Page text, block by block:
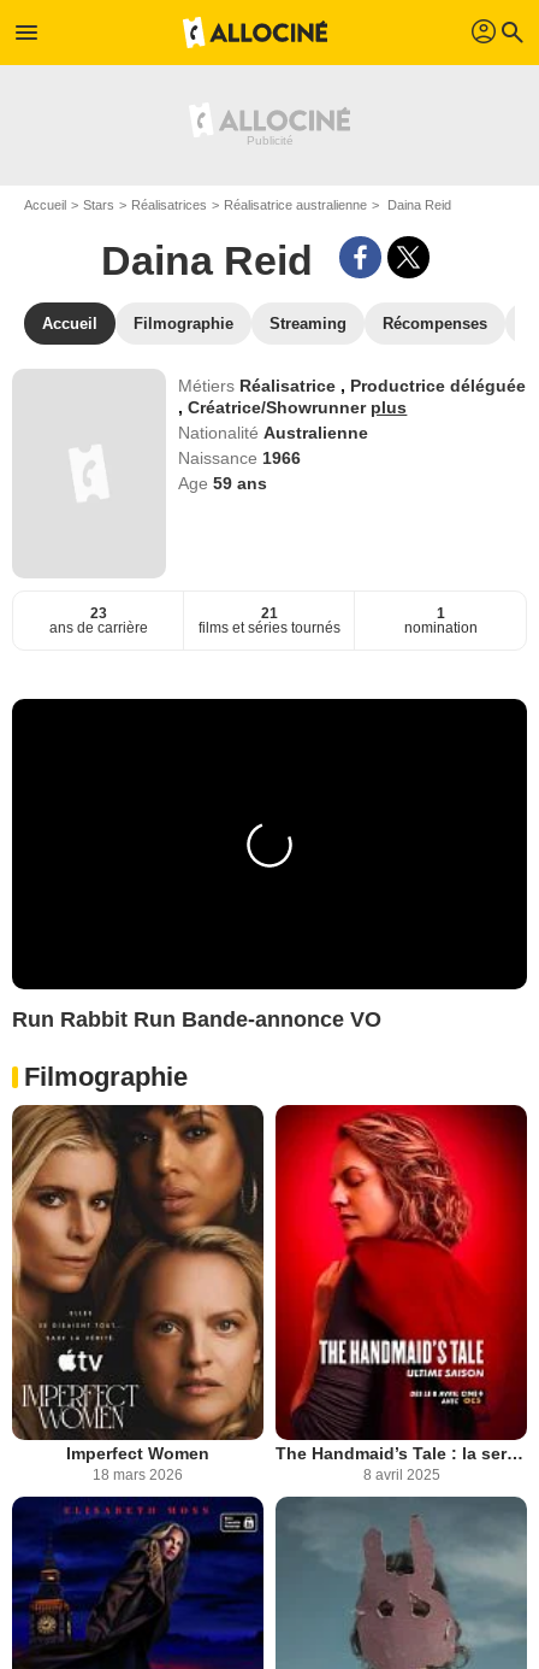
menu profil search
Accueil Stars Réalisatrices Réalisatrice australienne Daina Reid
Daina Reid
Accueil Filmographie Streaming Récompenses
Métiers Réalisatrice , Productrice déléguée
,Créatrice/Showrunner plus
NationalitéAustralienne
Naissance 1966
Age59 ans
23
ans de carrière
21
films et séries tournés
1
nomination
Run Rabbit Run Bande-annonce VO
Filmographie
Imperfect Women
18 mars 2026
The Handmaid’s Tale : la servante écarlate
8 avril 2025